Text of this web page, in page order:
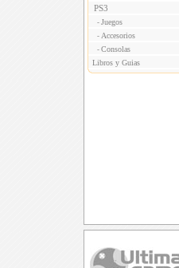
PS3
- Juegos
- Accesorios
- Consolas
Libros y Guias